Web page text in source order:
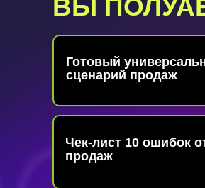
ВЫ
Готовый
сценарий продаж
Чек-лист 10 ошибок
продаж